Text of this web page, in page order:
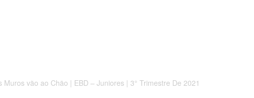
Muros vão ao Chão | EBD – Juniores | 3° Trimestre De 2021